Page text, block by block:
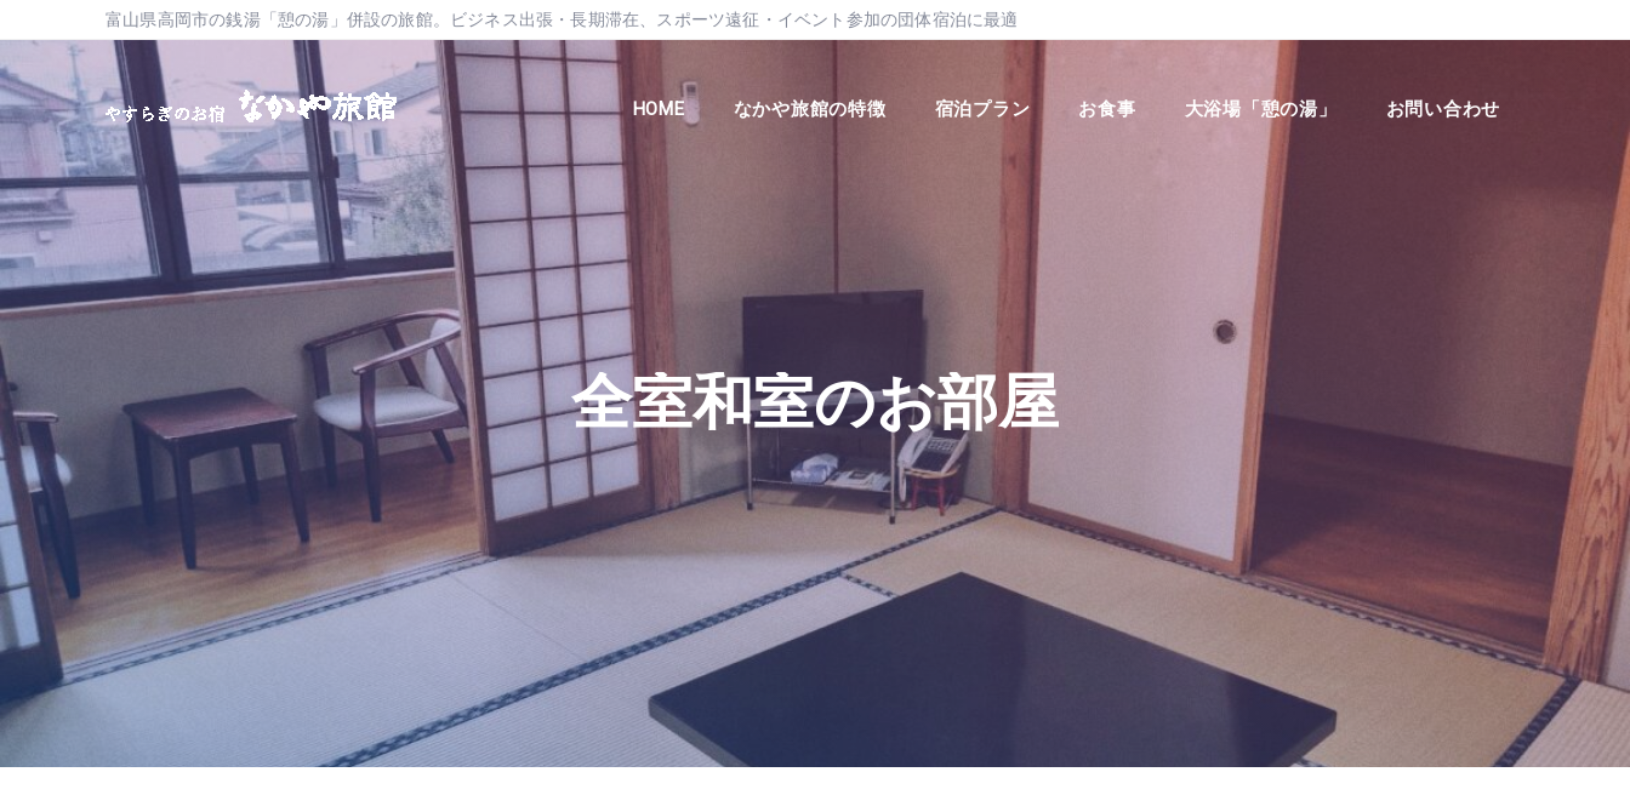
富山県高岡市の銭湯「憩の湯」併設の旅館。ビジネス出張・長期滞在、スポーツ遠征・イベント参加の団体宿泊に最適
HOME なかや旅館の特徴 宿泊プラン お食事 大浴場「憩の湯」 お問い合わせ
全室和室のお部屋